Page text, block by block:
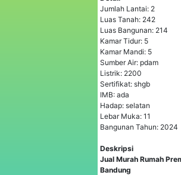
Jumlah Lantai: 2
Luas Tanah: 242
Luas Bangunan: 214
Kamar Tidur: 5
Kamar Mandi: 5
Sumber Air: pdam
Listrik: 2200
Sertifikat: shgb
IMB: ada
Hadap: selatan
Lebar Muka: 11
Bangunan Tahun: 2024
Deskripsi
Jual Murah Rumah
Bandung